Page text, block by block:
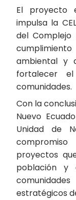
El proyecto
impulsa la
del Complejo
ambiental y
fortalecer
comunidades.
Con la
Nuevo
Unidad de
proyectos
población y
estratégicos